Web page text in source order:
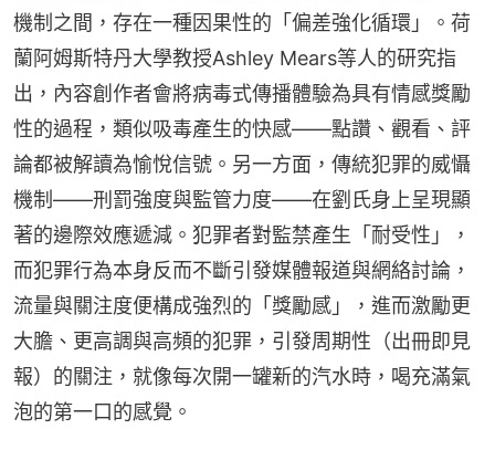
機制之間，存在一種因果性的「偏差強化循環」。荷
蘭阿姆斯特丹大學教授Ashley Mears等人的研究指
出，內容創作者會將病毒式傳播體驗為具有情感獎勵
性的過程，類似吸毒產生的快感——點讚、觀看、評
論都被解讀為愉悅信號。另一方面，傳統犯罪的威懾
機制——刑罰強度與監管力度——在劉氏身上呈現顯
著的邊際效應遞減。犯罪者對監禁產生「耐受性」，
而犯罪行為本身反而不斷引發媒體報道與網絡討論，
流量與關注度便構成強烈的「獎勵感」，進而激勵更
大膽、更高調與高頻的犯罪，引發周期性（出冊即見
報）的關注，就像每次開一罐新的汽水時，喝充滿氣
泡的第一口的感覺。